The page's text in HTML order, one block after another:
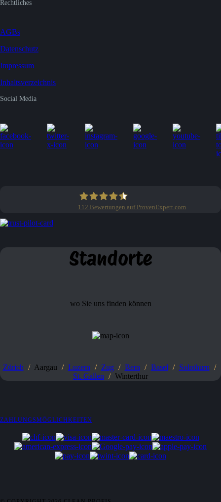
Rechtliches
AGBs
Datenschutz
Impressum
Inhaltsverzeichnis
Social Media
112 Bewertungen auf ProvenExpert.com
Standorte
wo Sie uns finden können
Zürich / Aargau / Luzern / Zug / Bern / Basel / Solothurn /
St. Gallen / Winterthur
ZAHLUNGSMÖGLICHKEITEN